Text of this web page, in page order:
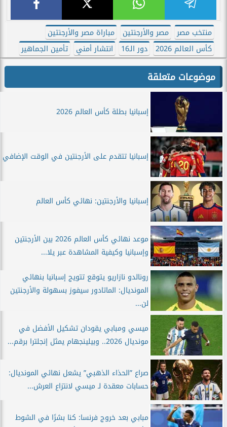
منتخب مصر مصر والأرجنتين
مباراة مصر والأرجنتين
كأس العالم 2026
دور الـ16 انتشار أمني تأمين الجماهير
موضوعات متعلقة
إسبانيا بطلة كأس العالم 2026
إسبانيا تتقدم على الأرجنتين في الوقت الإضافي
إسبانيا والأرجنتين: نهائي كأس العالم
موعد نهائي كأس العالم 2026 بين الأرجنتين
وإسبانيا وكيفية المشاهدة عبر يلا...
رونالدو نازاريو يتوقع تتويج إسبانيا بنهائي
المونديال: الماتادور سيفوز بسهولة والأرجنتين
لن...
ميسي ومبابي يقودان تشكيل الأفضل في
مونديال 2026.. وبيلينجهام يمثل إنجلترا برقم...
صراع ”الحذاء الذهبي” يشعل نهائي المونديال:
حسابات معقدة لـ ميسي لانتزاع العرش...
مبابي بعد خروج فرنسا: كنا بشرًا في الشوط